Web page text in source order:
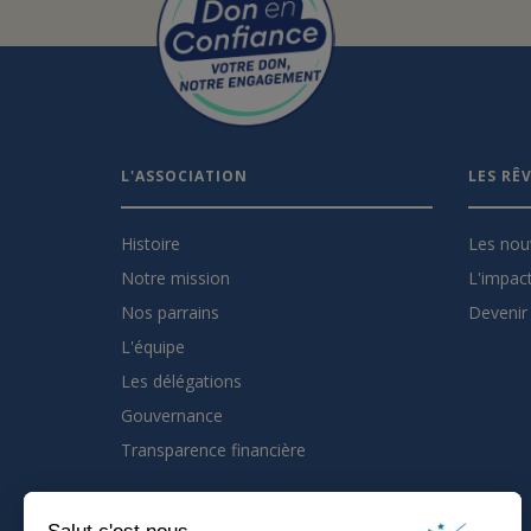
L'ASSOCIATION
Histoire
Notre mission
Nos parrains
L'équipe
Les délégations
Gouvernance
Transparence financière
LES
Les